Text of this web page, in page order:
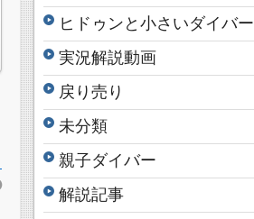
ヒドゥンと小さいダイバー
実況解説動画
戻り売り
未分類
親子ダイバー
解説記事